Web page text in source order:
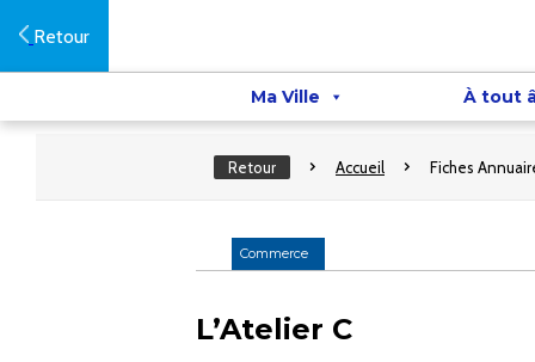
Retour
Ma Ville À tout
Retour Accueil Fiches
Commerce
L’Atelier C